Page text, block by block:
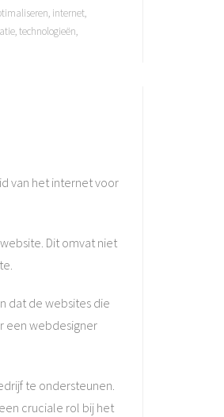
, internet,
,technologieën,
van het internet voor
Dit omvat niet
dat de websites die
een webdesigner
te ondersteunen.
cruciale rol bij het